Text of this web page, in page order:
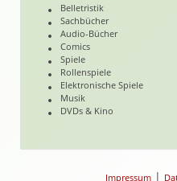
Belletristik
Sachbücher
Audio-Bücher
Comics
Spiele
Rollenspiele
Elektronische Spiele
Musik
DVDs & Kino
Impressum |